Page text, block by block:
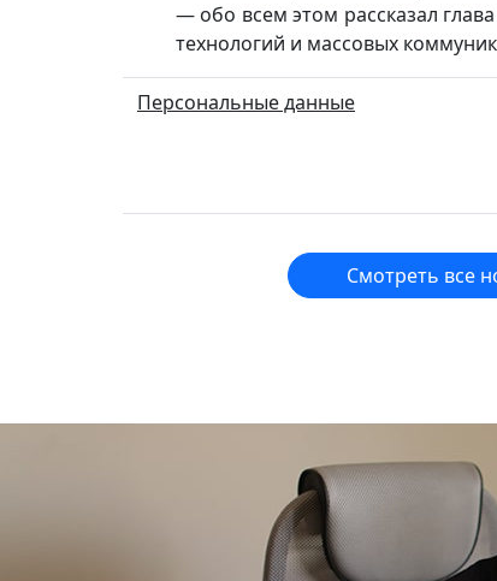
— обо всем этом рассказал
технологий и массовых
Персональные данные
Смотреть все